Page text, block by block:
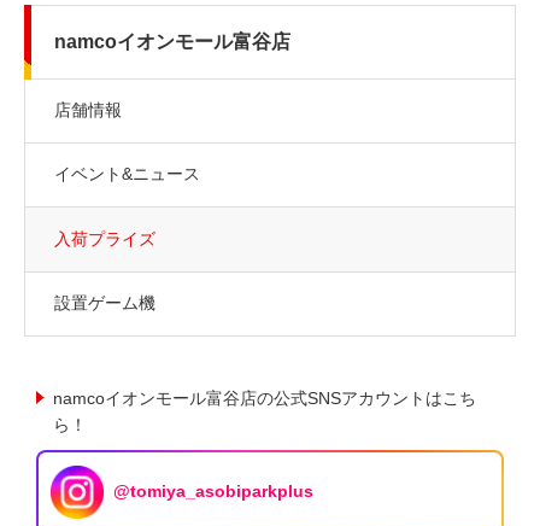
namcoイオンモール富谷店
店舗情報
イベント&ニュース
入荷プライズ
設置ゲーム機
namcoイオンモール富谷店の公式SNSアカウントはこち
ら！
@tomiya_asobiparkplus